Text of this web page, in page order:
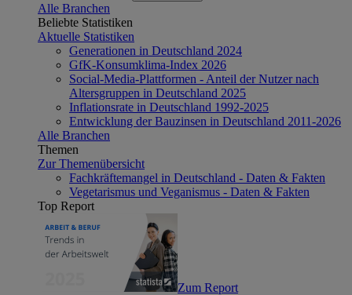
Alle Branchen
Beliebte Statistiken
Aktuelle Statistiken
Generationen in Deutschland 2024
GfK-Konsumklima-Index 2026
Social-Media-Plattformen - Anteil der Nutzer nach
Altersgruppen in Deutschland 2025
Inflationsrate in Deutschland 1992-2025
Entwicklung der Bauzinsen in Deutschland 2011-2026
Alle Branchen
Themen
Zur Themenübersicht
Fachkräftemangel in Deutschland - Daten & Fakten
Vegetarismus und Veganismus - Daten & Fakten
Top Report
Zum Report